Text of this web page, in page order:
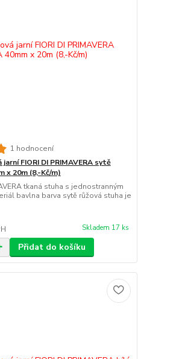
1 hodnocení
FIORI DI PRIMAVERA sytě
x 20m (8,-Kč/m)
tkaná stuha s jednostranným
bavlna barva sytě růžová stuha je
Skladem 17 ks
Přidat do košíku